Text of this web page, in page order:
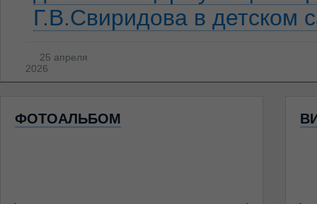
Г.В.Свиридова в детском
25 апреля
2026
ФОТОАЛЬБОМ